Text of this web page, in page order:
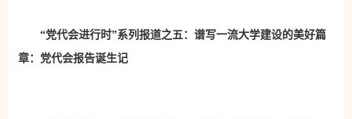
“党代会进行时”系列报道之五：谱写一流大学建设的美好篇
章：党代会报告诞生记